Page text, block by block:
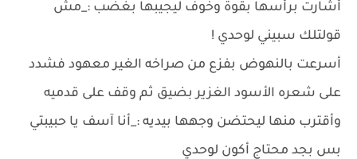
أشارت برأسها بقوة وخوف ليجيبها بغضب :_مش
قولتلك سبيني لوحدي !
أسرعت بالنهوض بفزع من صراخه الغير معهود فشدد
على شعره الأسود الغزير بضيق ثم وقف على قدميه
وأقترب منها ليحتضن وجهها بيديه :_أنا آسف يا حبيبتي
بس بجد محتاج أكون لوحدي